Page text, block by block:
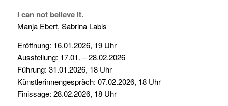
I can not believe it.
Manja Ebert, Sabrina Labis
Eröffnung: 16.01.2026, 19 Uhr
Ausstellung: 17.01. – 28.02.2026
Führung: 31.01.2026, 18 Uhr
Künstlerinnengespräch: 07.02.2026, 18 Uhr
Finissage: 28.02.2026, 18 Uhr